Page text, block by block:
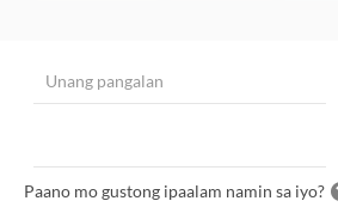
Paano mo gustong ipaalam namin sa iyo?